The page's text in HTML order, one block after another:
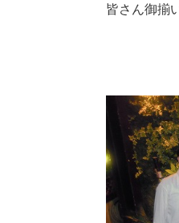
皆さん御揃